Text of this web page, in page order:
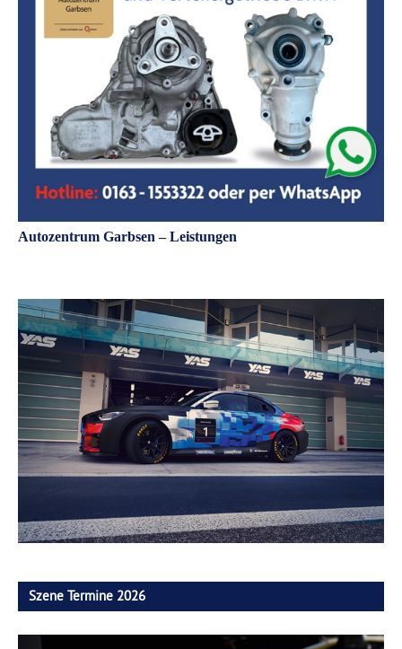
Autozentrum Garbsen – Leistungen
Szene Termine 2026